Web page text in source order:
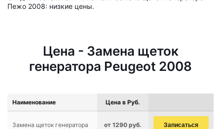
Пежо 2008: низкие цены.
Цена - Замена щеток
генератора Peugeot 2008
Наименование Цена в Руб.
Замена щеток генератора от 1290 руб. Записаться